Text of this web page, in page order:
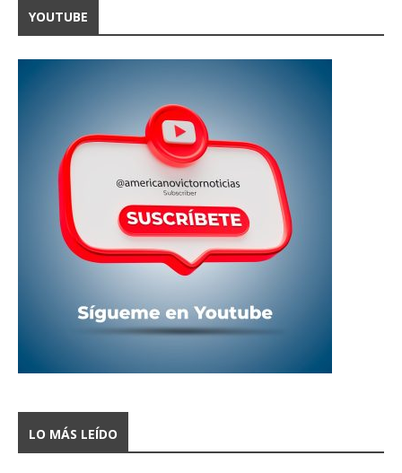
YOUTUBE
LO MÁS LEÍDO